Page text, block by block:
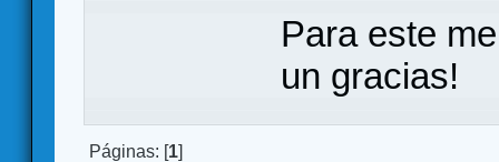
Para este
un gracias!
Páginas: [1]